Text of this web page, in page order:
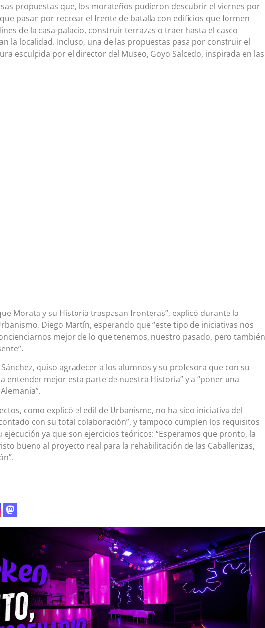
propuestas que, los morateños pudieron descubrir el viernes por
pasan por recrear el frente de batalla con edificios que formen
de la casa-palacio, construir terrazas o traer hasta el casco
la localidad. Incluso, una de las propuestas pasa por construir el
esculpida por el director del Museo, Goyo Salcedo, inspirada en las
Morata y su Historia traspasan fronteras”, explicó durante la
Diego Martín, esperando que “este tipo de iniciativas nos
mejor de lo que tenemos, nuestro pasado, pero también
quiso agradecer a los alumnos y su profesora que con su
entender mejor esta parte de nuestra Historia” y a “poner una
como explicó el edil de Urbanismo, no ha sido iniciativa del
con su total colaboración”, y tampoco cumplen los requisitos
ya que son ejercicios teóricos: “Esperamos que pronto, la
bueno al proyecto real para la rehabilitación de las Caballerizas,